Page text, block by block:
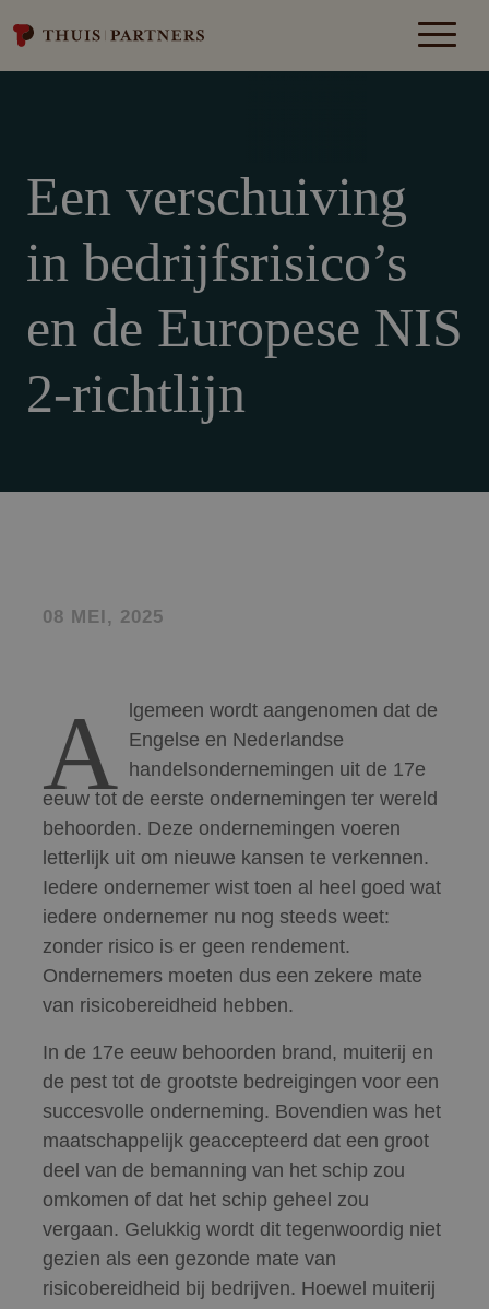
Een verschuiving
in bedrijfsrisico’s
en de Europese NIS
2-richtlijn
08 MEI, 2025
A
lgemeen wordt aangenomen dat de
Engelse en Nederlandse
handelsondernemingen uit de 17e
eeuw tot de eerste ondernemingen ter wereld
behoorden. Deze ondernemingen voeren
letterlijk uit om nieuwe kansen te verkennen.
Iedere ondernemer wist toen al heel goed wat
iedere ondernemer nu nog steeds weet:
zonder risico is er geen rendement.
Ondernemers moeten dus een zekere mate
van risicobereidheid hebben.
In de 17e eeuw behoorden brand, muiterij en
de pest tot de grootste bedreigingen voor een
succesvolle onderneming. Bovendien was het
maatschappelijk geaccepteerd dat een groot
deel van de bemanning van het schip zou
omkomen of dat het schip geheel zou
vergaan. Gelukkig wordt dit tegenwoordig niet
gezien als een gezonde mate van
risicobereidheid bij bedrijven. Hoewel muiterij